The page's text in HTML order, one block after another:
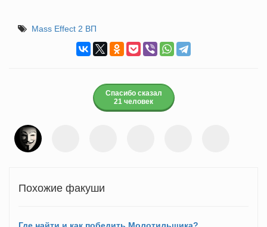
Mass Effect 2 ВП
Спасибо сказал
21 человек
Похожие факуши